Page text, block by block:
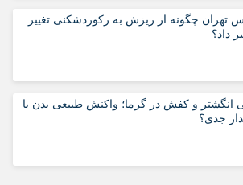
تهران چگونه از ریزش به رکوردشکنی تغییر
داد؟
انگشتر و کفش در گرما؛ واکنش طبیعی بدن یا
جدی؟